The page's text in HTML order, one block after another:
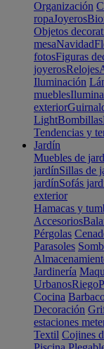
Organización
ropaJoyeros
Objetos
mesaNavidad
fotosFiguras
joyerosRelojes
Iluminación
muebles
exterior
LightBombillas
Tendencias y
Jardín
Muebles de
jardínSillas de
jardínSofás
exterior
Hamacas y
Accesorios
Pérgolas
Parasoles
Jardinería
UrbanosRiego
Cocina
Decoración
estaciones
Textil Cojines